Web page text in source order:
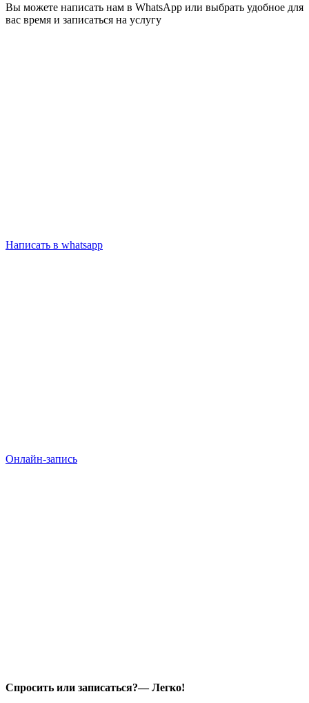
Вы можете написать нам в WhatsApp или выбрать удобное для
вас время и записаться на услугу
Написать в whatsapp
Онлайн-запись
Спросить или записаться?— Легко!